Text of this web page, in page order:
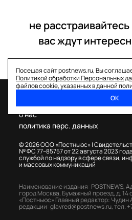
не
вас ждут
Посещая сайт postnews.ru, Вы
Политикой обработки Персональных
файлов cookie, указанных в данной
ОК
© 2026 ООО «Постньюс» |
№ ФС 77–85757 от 22 августа 2023
службой по надзору в сфере связи,
и массовых коммуникаций
о нас
политика перс. данных
Наименование издания: POSTNEWS,
город Москва, Бумажный проезд, д. 14
«Постньюс» Главный редактор: Чудин
редакции:glavred@postnews.ru,тел.